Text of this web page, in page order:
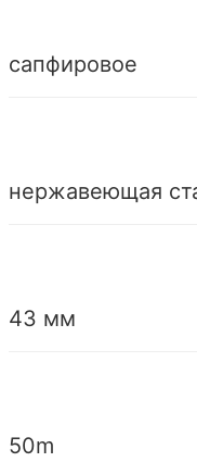
сапфировое
нержавеющая
43 мм
50m